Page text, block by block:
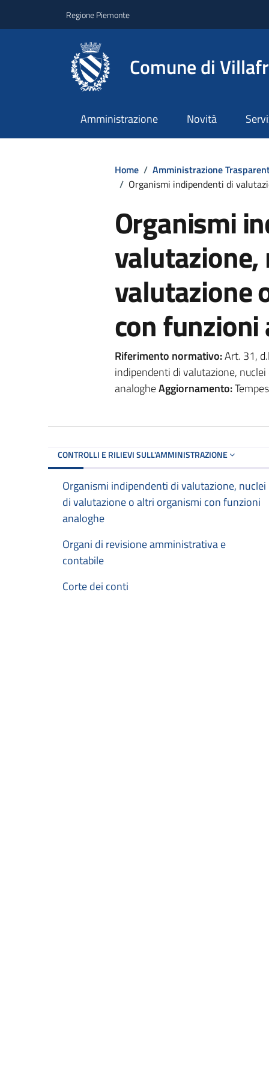
Regione Piemonte
Comune di
Amministrazione Novità
Home / Amministrazione
/ Organismi indipendenti di
Organismi
valutazione,
valutazione
con funzioni
Riferimento normativo:Art. 31,
indipendenti di valutazione,
analogheAggiornamento:
CONTROLLI E RILIEVI SULL'AMMINISTRAZIONE
Organismi indipendenti di valutazione, nuclei
di valutazione o altri organismi con funzioni
analoghe
Organi di revisione amministrativa e
contabile
Corte dei conti